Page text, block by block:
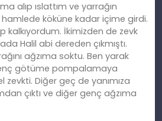
alıp ıslattım ve yarrağın
köküne kadar içime girdi.
kalkıyordum. İkimizden de zevk
Halil abi dereden çıkmıştı.
ağzıma soktu. Ben yarak
götüme pompalamaya
zevkti. Diğer geç de yanımıza
çıktı ve diğer genç ağzıma